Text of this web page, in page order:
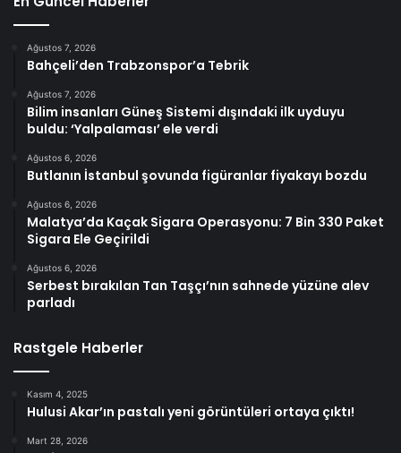
Ağustos 7, 2026
Bahçeli’den Trabzonspor’a Tebrik
Ağustos 7, 2026
Bilim insanları Güneş Sistemi dışındaki ilk uyduyu
buldu: ‘Yalpalaması’ ele verdi
Ağustos 6, 2026
Butlanın İstanbul şovunda figüranlar fiyakayı bozdu
Ağustos 6, 2026
Malatya’da Kaçak Sigara Operasyonu: 7 Bin 330 Paket
Sigara Ele Geçirildi
Ağustos 6, 2026
Serbest bırakılan Tan Taşçı’nın sahnede yüzüne alev
parladı
Rastgele Haberler
Kasım 4, 2025
Hulusi Akar’ın pastalı yeni görüntüleri ortaya çıktı!
Mart 28, 2026